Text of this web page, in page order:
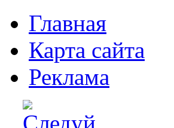
Главная
Карта сайта
Реклама